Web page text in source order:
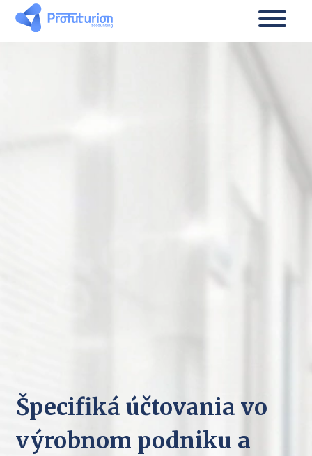
Špecifiká účtovania vo
výrobnom podniku a